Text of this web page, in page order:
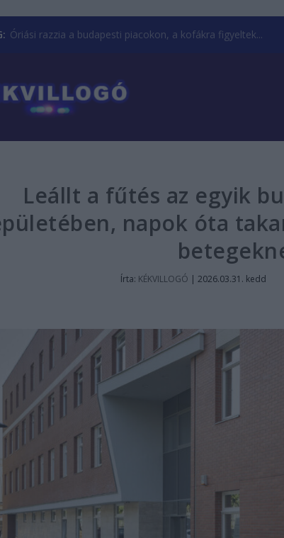
Óriási razzia a budapesti piacokon, a kofákra figyeltek...
Leállt a fűtés az egyik
napok óta
Írta: KÉKVILLOGÓ |2026.03.31. kedd